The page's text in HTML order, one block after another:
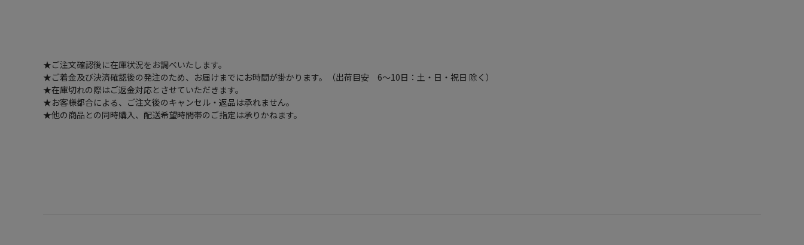
★ご注文確認後に在庫状況をお調べいたします。
★ご着金及び決済確認後の発注のため、お届けまでにお時間が掛かります。（出荷目安 6～10日：土・日・祝日 除く）
★在庫切れの際はご返金対応とさせていただきます。
★お客様都合による、ご注文後のキャンセル・返品は承れません。
★他の商品との同時購入、配送希望時間帯のご指定は承りかねます。